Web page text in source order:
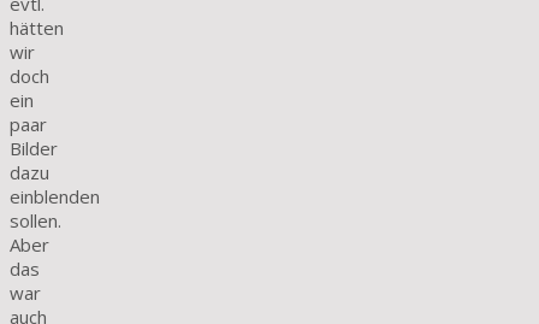
hätten
wir
doch
ein
paar
Bilder
dazu
einblenden
sollen.
Aber
das
war
auch